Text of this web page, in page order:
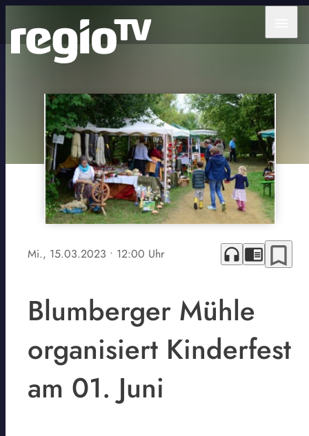
Mi., 15.03.2023 • 12:00 Uhr headphones chrome_reader_mode bookmark_border
Blumberger Mühle
organisiert Kinderfest
am 01. Juni